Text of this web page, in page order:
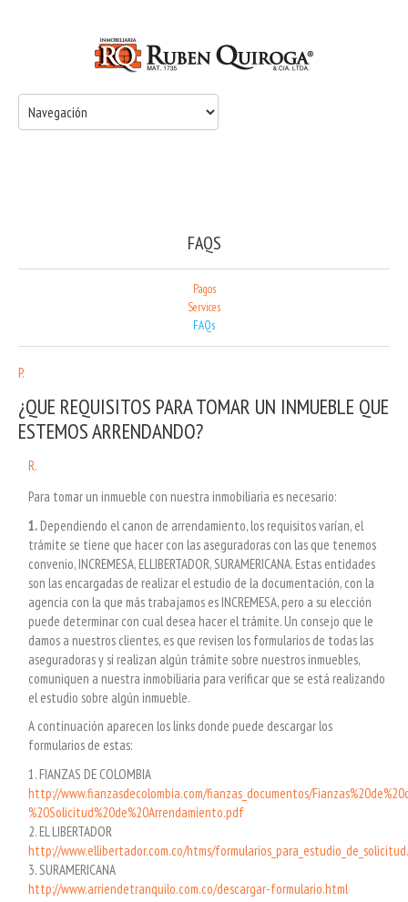
FAQS
Pagos
Services
FAQs
P.
¿QUE REQUISITOS PARA TOMAR UN INMUEBLE QUE
ESTEMOS ARRENDANDO?
R.
Para tomar un inmueble con nuestra inmobiliaria es necesario:
1.Dependiendo el canon de arrendamiento, los requisitos varían, el
trámite se tiene que hacer con las aseguradoras con las que tenemos
convenio, INCREMESA, ELLIBERTADOR, SURAMERICANA. Estas entidades
son las encargadas de realizar el estudio de la documentación, con la
agencia con la que más trabajamos es INCREMESA, pero a su elección
puede determinar con cual desea hacer el trámite. Un consejo que le
damos a nuestros clientes, es que revisen los formularios de todas las
aseguradoras y si realizan algún trámite sobre nuestros inmuebles,
comuniquen a nuestra inmobiliaria para verificar que se está realizando
el estudio sobre algún inmueble.
A continuación aparecen los links donde puede descargar los
formularios de estas:
1. FIANZAS DE COLOMBIA
http://www.fianzasdecolombia.com/fianzas_documentos/
%20Solicitud%20de%20Arrendamiento.pdf
2. EL LIBERTADOR
http://www.ellibertador.com.co/htms/
3. SURAMERICANA
http://www.arriendetranquilo.com.co/descargar-formulario.html